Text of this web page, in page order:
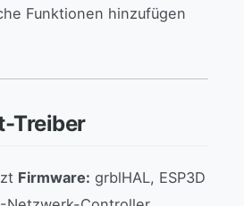
Funktionen hinzufügen
Treiber
Firmware: grblHAL, ESP3D